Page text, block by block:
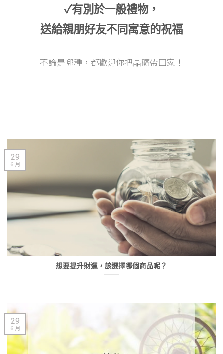
✓有別於一般禮物，
送給親朋好友不同寓意的祝福
不論是哪種，都歡迎你把晶礦帶回家！
想要提升財運，該選擇哪個商品呢？
29
6 月
29
6 月